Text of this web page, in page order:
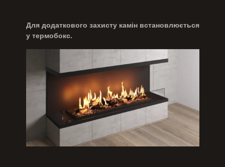
Для додаткового захисту камін встановлюється
у термобокс.